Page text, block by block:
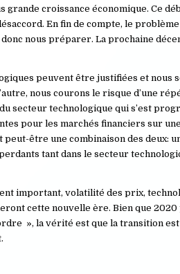
croissance économique. Ce
En fin de compte, le
nous préparer. La prochaine
peuvent être justifiées et nous
nous courons le risque d’une
secteur technologique qui s’est
pour les marchés financiers sur
être une combinaison des deux:
tant dans le secteur
important, volatilité des prix,
cette nouvelle ère. Bien que
», la vérité est que la transition